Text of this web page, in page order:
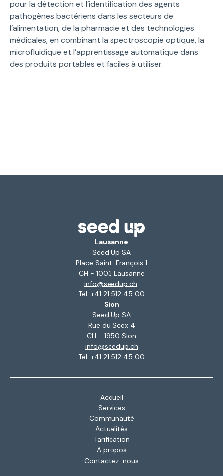
pour la détection et l’identification des agents
pathogènes bactériens dans les secteurs de
l’alimentation, de la pharmacie et des technologies
médicales, en combinant la spectroscopie optique, la
microfluidique et l’apprentissage automatique dans
des produits portables et faciles à utiliser.
Lausanne
Seed Up SA
Place Saint-François 1
CH - 1003 Lausanne
info@seedup.ch
Tél. +41 21 512 45 00
Sion
Seed Up SA
Rue du Scex 4
CH - 1950 Sion
info@seedup.ch
Tél. +41 21 512 45 00
Accueil
Services
Communauté
Actualités
Tarification
A propos
Contactez-nous